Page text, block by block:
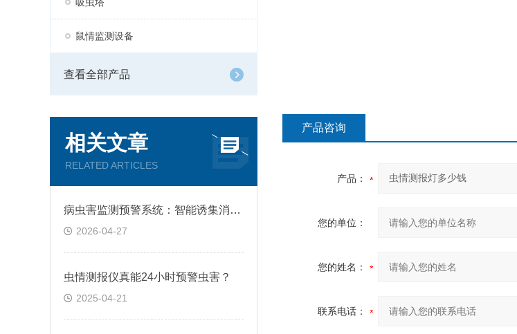
鼠情监测设备
查看全部产品
相关文章
RELATED ARTICLES
病虫害监测预警系统：智能诱集消杀，全天候自动监测虫情
2026-04-27
虫情测报仪真能24小时预警虫害？
2025-04-21
产品咨询
产品：
您的单位：
您的姓名：
联系电话：